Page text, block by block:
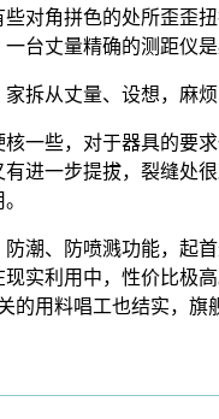
对角拼色的处所歪歪
台丈量精确的测距仪
从丈量、设想，麻烦
些，对于器具的要求
进一步提拔，裂缝处
、防喷溅功能，起首
实利用中，性价比极
的用料唱工也结实，